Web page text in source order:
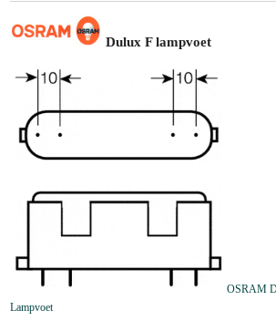
Dulux F lampvoet
OSRAM
Lampvoet